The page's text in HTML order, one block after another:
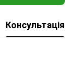
Консультація